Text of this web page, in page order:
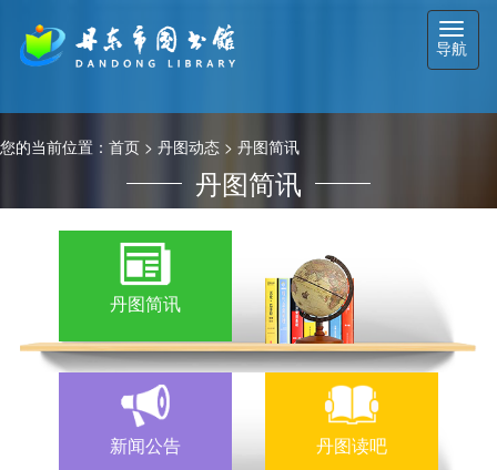
切
换
导
导航
您的当前位置： 首页 > 丹图动态 > 丹图简讯
丹图简讯
丹图简讯
新闻公告 丹图读吧